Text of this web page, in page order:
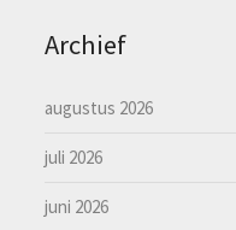
Archief
augustus 2026
juli 2026
juni 2026